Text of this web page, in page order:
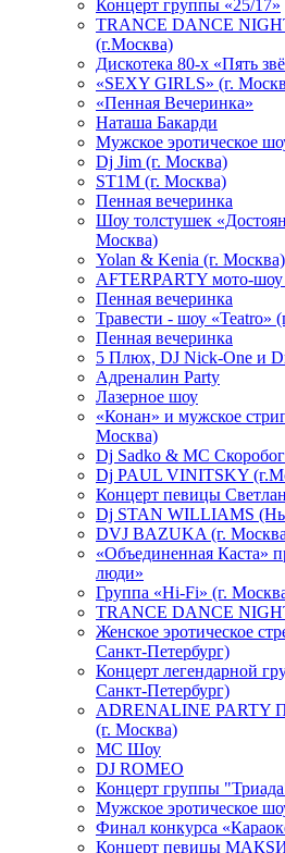
Концерт группы «25/17»
TRANCE DANCE
(г.Москва)
Дискотека 80-х «Пять
«SEXY GIRLS» (г.
«Пенная Вечеринка»
Hаташа Бакарди
Мужское эротическое
Dj Jim (г. Москва)
ST1M (г. Москва)
Пенная вечеринка
Шоу толстушек
Москва)
Yolan & Kenia (г. Москва)
AFTERPARTY мото-
Пенная вечеринка
Травести - шоу «Teatro»
Пенная вечеринка
5 Плюх, DJ Nick-One и
Адреналин Party
Лазерное шоу
«Конан» и мужское
Москва)
Dj Sadko & МС
Dj PAUL VINITSKY
Концерт певицы
Dj STAN WILLIAMS
DVJ BAZUKA (г.
«Объединенная Каста»
люди»
Группа «Hi-Fi» (г.
TRANCE DANCE
Женское эротическое
Санкт-Петербург)
Концерт легендарной
Санкт-Петербург)
ADRENALINE
(г. Москва)
MC Шоу
DJ ROMEO
Концерт группы
Мужское эротическое
Финал конкурса
Концерт певицы